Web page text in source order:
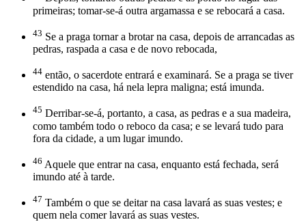
primeiras; tomar-se-á outra argamassa e se rebocará a casa.
43 Se a praga tornar a brotar na casa, depois de arrancadas as
pedras, raspada a casa e de novo rebocada,
44 então, o sacerdote entrará e examinará. Se a praga se tiver
estendido na casa, há nela lepra maligna; está imunda.
45 Derribar-se-á, portanto, a casa, as pedras e a sua madeira,
como também todo o reboco da casa; e se levará tudo para
fora da cidade, a um lugar imundo.
46 Aquele que entrar na casa, enquanto está fechada, será
imundo até à tarde.
47 Também o que se deitar na casa lavará as suas vestes; e
quem nela comer lavará as suas vestes.